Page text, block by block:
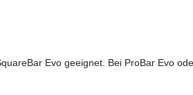
Evo geeignet. Bei ProBar Evo